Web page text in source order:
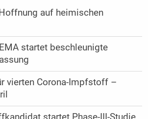
auf heimischen
startet beschleunigte
vierten Corona-Impfstoff –